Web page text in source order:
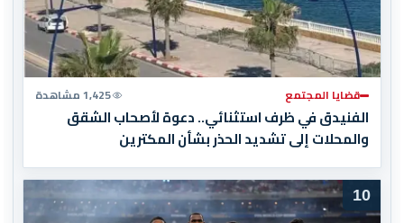
قضايا المجتمع 1,425 مشاهدة
الفنيدق في ظرف استثنائي.. دعوة لأصحاب الشقق
والمحلات إلى تشديد الحذر بشأن المكترين
10